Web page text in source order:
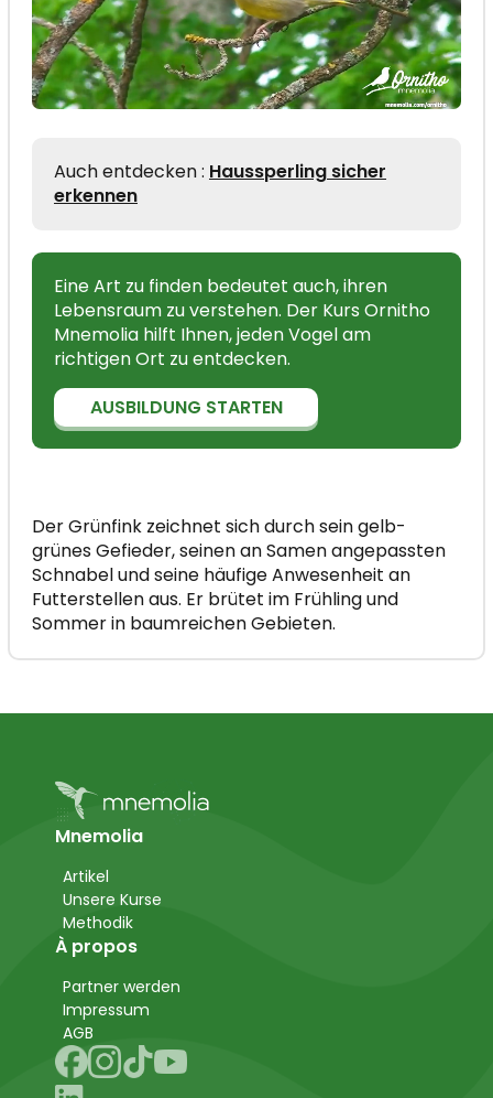
Auch entdecken : Haussperling sicher
erkennen
Eine Art zu finden bedeutet auch, ihren
Lebensraum zu verstehen. Der Kurs Ornitho
Mnemolia hilft Ihnen, jeden Vogel am
richtigen Ort zu entdecken.
AUSBILDUNG STARTEN
Der Grünfink zeichnet sich durch sein gelb-
grünes Gefieder, seinen an Samen angepassten
Schnabel und seine häufige Anwesenheit an
Futterstellen aus. Er brütet im Frühling und
Sommer in baumreichen Gebieten.
Mnemolia
Artikel
Unsere Kurse
Methodik
À propos
Partner werden
Impressum
AGB